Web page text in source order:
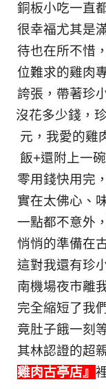
銅板小吃一直
很幸福尤其是
待也在所不惜
位難求的雞肉
誇張，帶著珍
沒花多少錢，
元，我愛的雞
飯+還附上一
零用錢快用完
實在太佛心、
一點都不意外
悄悄的準備在
這對我還有珍
南機場夜市離
完全縮短了我
竟肚子餓一刻
其林認證的超
雞肉古亭店』